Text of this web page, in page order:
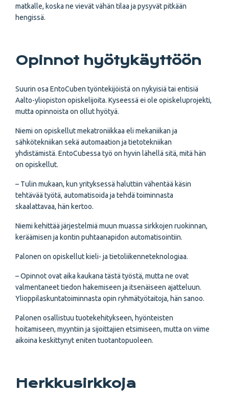
matkalle, koska ne vievät vähän tilaa ja pysyvät pitkään
hengissä.
Opinnot hyötykäyttöön
Suurin osa EntoCuben työntekijöistä on nykyisiä tai entisiä
Aalto-yliopiston opiskelijoita. Kyseessä ei ole opiskeluprojekti,
mutta opinnoista on ollut hyötyä.
Niemi on opiskellut mekatroniikkaa eli mekaniikan ja
sähkötekniikan sekä automaation ja tietotekniikan
yhdistämistä. EntoCubessa työ on hyvin lähellä sitä, mitä hän
on opiskellut.
– Tulin mukaan, kun yrityksessä haluttiin vähentää käsin
tehtävää työtä, automatisoida ja tehdä toiminnasta
skaalattavaa, hän kertoo.
Niemi kehittää järjestelmiä muun muassa sirkkojen ruokinnan,
keräämisen ja kontin puhtaanapidon automatisointiin.
Palonen on opiskellut kieli- ja tietoliikenneteknologiaa.
– Opinnot ovat aika kaukana tästä työstä, mutta ne ovat
valmentaneet tiedon hakemiseen ja itsenäiseen ajatteluun.
Ylioppilaskuntatoiminnasta opin ryhmätyötaitoja, hän sanoo.
Palonen osallistuu tuotekehitykseen, hyönteisten
hoitamiseen, myyntiin ja sijoittajien etsimiseen, mutta on viime
aikoina keskittynyt eniten tuotantopuoleen.
Herkkusirkkoja